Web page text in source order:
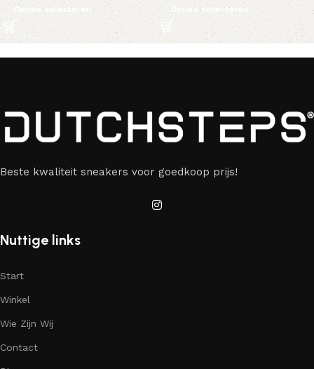
Opties selecteren Opties selecteren
Beste kwaliteit sneakers voor goedkoop prijs!
Nuttige links
Start
Winkel
Wie Zijn Wij
Contact